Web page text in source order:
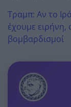
Τραμπ: Αν το
έχουμε
βομβαρδισμοί